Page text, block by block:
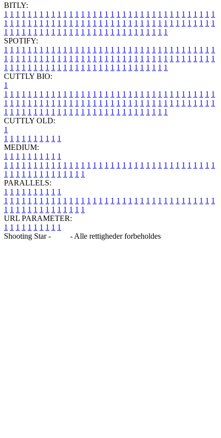
BITLY:
1 1 1 1 1 1 1 1 1 1 1 1 1 1 1 1 1 1 1 1 1 1 1 1 1 1 1 1 1 1 1 1 1 1 1 1
1 1 1 1 1 1 1 1 1 1 1 1 1 1 1 1 1 1 1 1 1 1 1 1 1 1 1 1 1 1 1 1 1 1 1 1
1 1 1 1 1 1 1 1 1 1 1 1 1 1 1 1 1 1 1 1 1 1 1 1 1 1 1 1
SPOTIFY:
1 1 1 1 1 1 1 1 1 1 1 1 1 1 1 1 1 1 1 1 1 1 1 1 1 1 1 1 1 1 1 1 1 1 1 1
1 1 1 1 1 1 1 1 1 1 1 1 1 1 1 1 1 1 1 1 1 1 1 1 1 1 1 1 1 1 1 1 1 1 1 1
1 1 1 1 1 1 1 1 1 1 1 1 1 1 1 1 1 1 1 1 1 1 1 1 1 1 1 1
CUTTLY BIO:
1
1 1 1 1 1 1 1 1 1 1 1 1 1 1 1 1 1 1 1 1 1 1 1 1 1 1 1 1 1 1 1 1 1 1 1 1
1 1 1 1 1 1 1 1 1 1 1 1 1 1 1 1 1 1 1 1 1 1 1 1 1 1 1 1 1 1 1 1 1 1 1 1
1 1 1 1 1 1 1 1 1 1 1 1 1 1 1 1 1 1 1 1 1 1 1 1 1 1 1 1
CUTTLY OLD:
1
1 1 1 1 1 1 1 1 1 1
MEDIUM:
1 1 1 1 1 1 1 1 1 1
1 1 1 1 1 1 1 1 1 1 1 1 1 1 1 1 1 1 1 1 1 1 1 1 1 1 1 1 1 1 1 1 1 1 1 1
1 1 1 1 1 1 1 1 1 1 1 1 1 1
PARALLELS:
1 1 1 1 1 1 1 1 1 1
1 1 1 1 1 1 1 1 1 1 1 1 1 1 1 1 1 1 1 1 1 1 1 1 1 1 1 1 1 1 1 1 1 1 1 1
1 1 1 1 1 1 1 1 1 1 1 1 1 1
URL PARAMETER:
1 1 1 1 1 1 1 1 1 1
Shooting Star -
- Alle rettigheder forbeholdes